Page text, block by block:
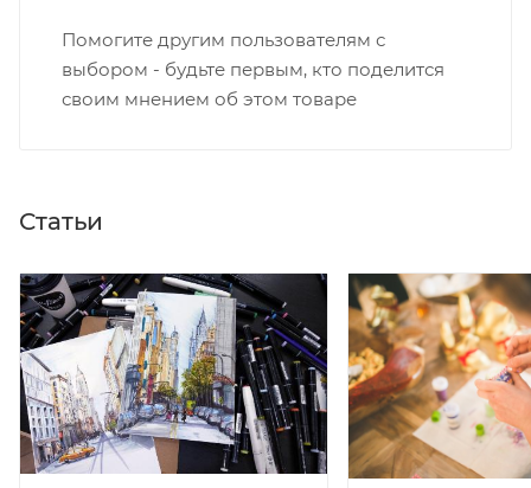
Помогите другим пользователям с
выбором - будьте первым, кто поделится
своим мнением об этом товаре
Статьи